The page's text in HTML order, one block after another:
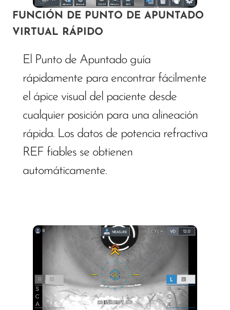
FUNCIÓN DE PUNTO DE APUNTADO
VIRTUAL RÁPIDO
El Punto de Apuntado guía
rápidamente para encontrar fácilmente
el ápice visual del paciente desde
cualquier posición para una alineación
rápida. Los datos de potencia refractiva
REF fiables se obtienen
automáticamente.